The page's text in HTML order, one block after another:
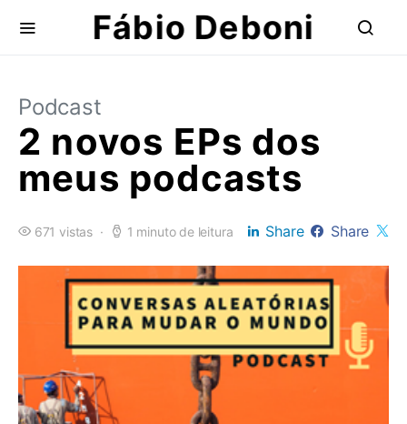
Fábio Deboni
Podcast
2 novos EPs dos
meus podcasts
671 vistas 1 minuto de leitura Share Share